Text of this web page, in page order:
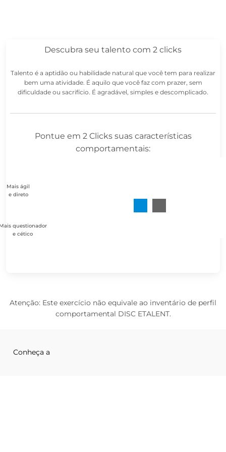
Descubra seu talento com 2 clicks
Talento é a aptidão ou habilidade natural que você tem para realizar
bem uma atividade. É aquilo que você faz com prazer, sem
dificuldade ou sacrifício. É agradável, simples e descomplicado.
Pontue em 2 Clicks suas características
comportamentais:
Mais ágil
e direto
questionador
e cético
Atenção: Este exercício não equivale ao inventário de perfil
comportamental DISC ETALENT.
Conheça a